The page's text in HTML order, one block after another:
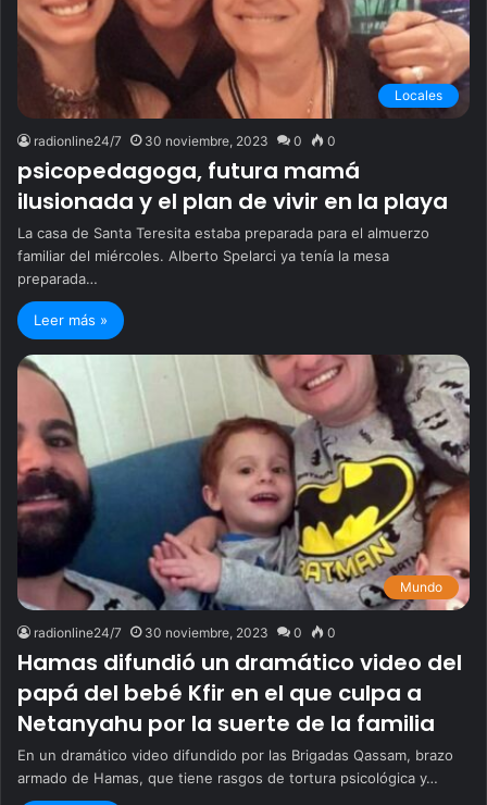
Locales
radionline24/7 30 noviembre, 2023 0 0
psicopedagoga, futura mamá
ilusionada y el plan de vivir en la playa
La casa de Santa Teresita estaba preparada para el almuerzo
familiar del miércoles. Alberto Spelarci ya tenía la mesa
preparada…
Leer más »
Mundo
radionline24/7 30 noviembre, 2023 0 0
Hamas difundió un dramático video del
papá del bebé Kfir en el que culpa a
Netanyahu por la suerte de la familia
En un dramático video difundido por las Brigadas Qassam, brazo
armado de Hamas, que tiene rasgos de tortura psicológica y…